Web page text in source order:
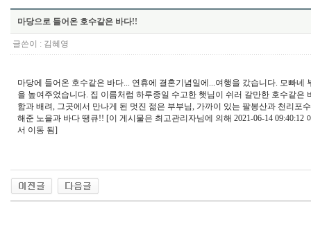
마당으로 들어온 호수같은 바다!!
글쓴이 : 김혜영
마당에 들어온 호수같은 바다... 연휴에 결혼기념일에...여행을 갔습니다. 모빠
을 높여주었습니다. 집 이름처럼 하루종일 수고한 햇님이 쉬러 갈만한 호수같
함과 배려, 그곳에서 만나게 된 멋진 젊은 부부님, 가까이 있는 팔봉산과 천리
해준 노을과 바다 땡큐!! [이 게시물은 최고관리자님에 의해 2021-06-14
서 이동 됨]